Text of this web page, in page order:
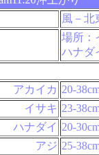
風－北
場所：
ハナダ
アカイカ 20-
イサキ 23-
ハナダイ 20-
アジ 25-